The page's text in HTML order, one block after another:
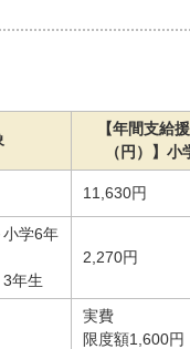
【年間支給
（円）】小
11,630円
学6年
年生
2,270円
実費
限度額1,600円